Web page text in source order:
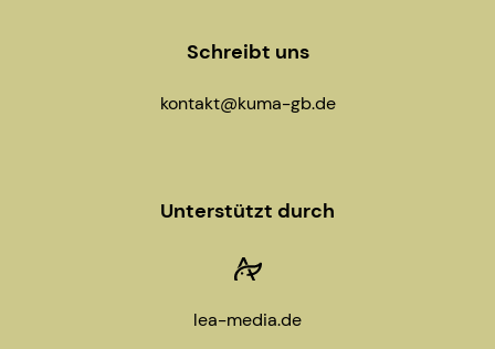
Schreibt uns
kontakt@kuma-gb.de
Unterstützt durch
lea-media.de